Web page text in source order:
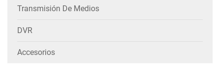
Transmisión De Medios
DVR
Accesorios